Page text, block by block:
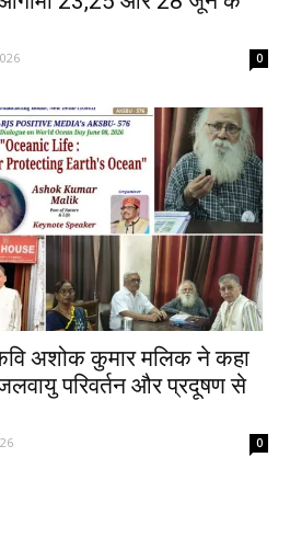
0
अशोक कुमार मलिक ने कहा
जलवायु परिवर्तन और प्रदूषण से
0